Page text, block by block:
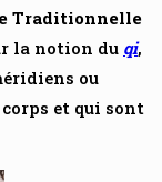
Traditionnelle
la notion du qi,
ou
et qui sont